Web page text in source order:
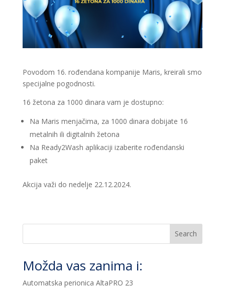
Povodom 16. rođendana kompanije Maris, kreirali smo
specijalne pogodnosti.
16 žetona za 1000 dinara vam je dostupno:
Na Maris menjačima, za 1000 dinara dobijate 16
metalnih ili digitalnih žetona
Na Ready2Wash aplikaciji izaberite rođendanski
paket
Akcija važi do nedelje 22.12.2024.
Search
Možda vas zanima i:
Automatska perionica AltaPRO 23